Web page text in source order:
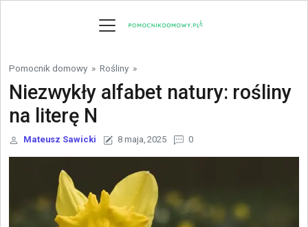
Pomocnik domowy » Rośliny »
Niezwykły alfabet natury: rośliny
na literę N
Mateusz Sawicki 8 maja, 2025 0